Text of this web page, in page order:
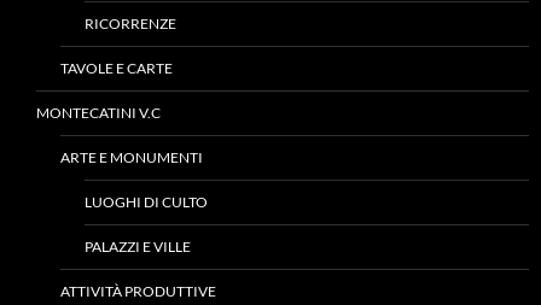
RICORRENZE
TAVOLE E CARTE
MONTECATINI V.C
ARTE E MONUMENTI
LUOGHI DI CULTO
PALAZZI E VILLE
ATTIVITÀ PRODUTTIVE